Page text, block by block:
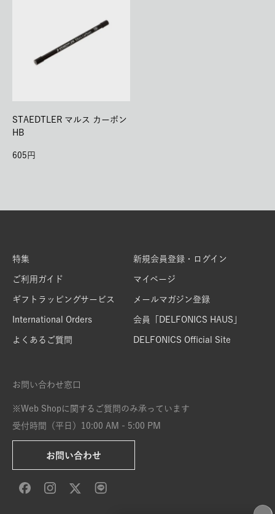
STAEDTLER マルス カーボン
HB
605
特集
ご利用ガイド
ギフトラッピングサービス
International Orders
よくあるご質問
新規会員登録・ログイン
マイページ
メールマガジン登録
会員「DELFONICS HAUS」
DELFONICS Official Site
お問い合わせ窓口
※Web Shopに関するご質問のみ承っています
受付時間（平日）10:00 AM - 5:00 PM
お問い合わせ